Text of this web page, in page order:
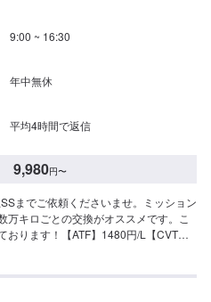
9:00 ~ 16:30
年中無休
平均4時間で返信
9,980円〜
までご依頼くださいませ。ミッション
万キロごとの交換がオススメです。こ
おります！【ATF】1480円/L【CVT】